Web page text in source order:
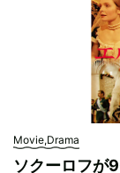
Movie,Drama
ソクーロフが